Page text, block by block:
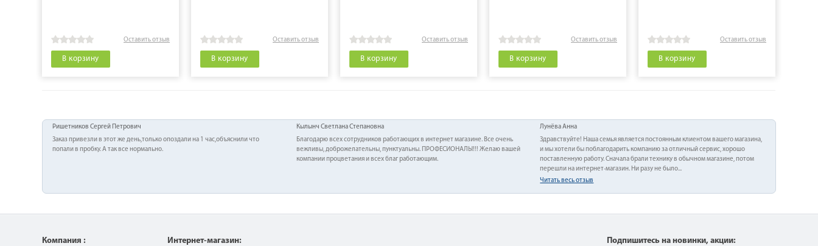
Оставить отзыв
В корзину
Оставить отзыв
В корзину
Оставить отзыв
В корзину
Оставить отзыв
В корзину
Оставить отзыв
В корзину
Ришетников Сергей Петрович
Заказ привезли в этот же день,только опоздали на 1 час,объяснили что
попали в пробку. А так все нормально.
Кылынч Светлана Степановна
Благодарю всех сотрудников работающих в интернет магазине. Все очень
вежливы, доброжелательны, пунктуальны. ПРОФЕСИОНАЛЫ!!! Желаю вашей
компании процветания и всех благ работающим.
Лунёва Анна
Здравствуйте! Наша семья является постоянным клиентом вашего магазина,
и мы хотели бы поблагодарить компанию за отличный сервис, хорошо
поставленную работу. Сначала брали технику в обычном магазине, потом
перешли на интернет-магазин. Ни разу не было...
Читать весь отзыв
Компания : Интернет-магазин: Подпишитесь на новинки, акции: